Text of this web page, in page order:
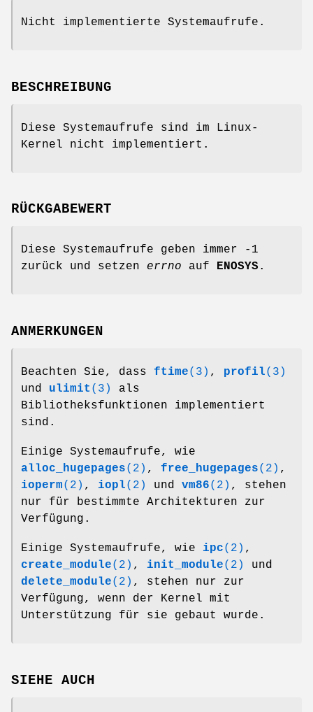
Nicht implementierte Systemaufrufe.
BESCHREIBUNG
Diese Systemaufrufe sind im Linux-
Kernel nicht implementiert.
RÜCKGABEWERT
Diese Systemaufrufe geben immer -1
zurück und setzen errno auf ENOSYS .
ANMERKUNGEN
Beachten Sie, dass ftime(3) , profil(3)
und ulimit (3)
als
Bibliotheksfunktionen implementiert
sind.
Einige Systemaufrufe, wie
alloc_hugepages(2) , free_hugepages(2) ,
ioperm(2) , iopl(2) und vm86(2) , stehen
nur für bestimmte Architekturen zur
Verfügung.
Einige Systemaufrufe, wie ipc(2) ,
create_module(2) , init_module(2)
und
delete_module(2) , stehen nur zur
Verfügung, wenn der Kernel mit
Unterstützung für sie gebaut wurde.
SIEHE AUCH